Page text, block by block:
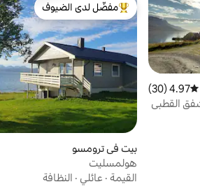
متوسط التقييم 4.97 من 5، 30 مراجعات
4.97 (30)
القطبي
من أبرز البيوت المفضّلة لدى
مفضّل لدى الضيوف
بيت في ترومسو
هولمسليت
القيمة · عائلي · النظافة